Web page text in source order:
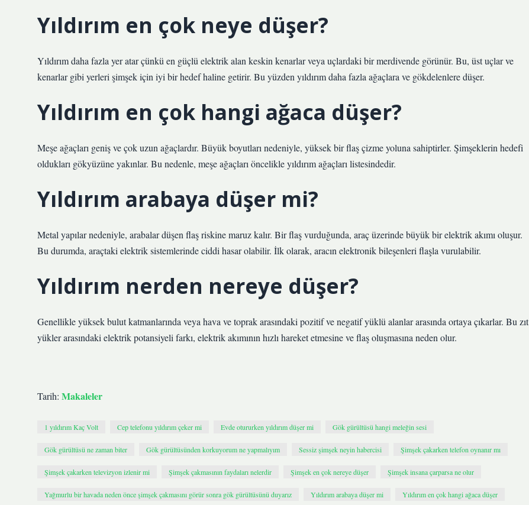
Yıldırım en çok neye düşer?
Yıldırım daha fazla yer atar çünkü en güçlü elektrik alan keskin kenarlar veya uçlardaki bir merdivende görünür. Bu, üst uçlar ve
kenarlar gibi yerleri şimşek için iyi bir hedef haline getirir. Bu yüzden yıldırım daha fazla ağaçlara ve gökdelenlere düşer.
Yıldırım en çok hangi ağaca düşer?
Meşe ağaçları geniş ve çok uzun ağaçlardır. Büyük boyutları nedeniyle, yüksek bir flaş çizme yoluna sahiptirler. Şimşeklerin hedefi
oldukları gökyüzüne yakınlar. Bu nedenle, meşe ağaçları öncelikle yıldırım ağaçları listesindedir.
Yıldırım arabaya düşer mi?
Metal yapılar nedeniyle, arabalar düşen flaş riskine maruz kalır. Bir flaş vurduğunda, araç üzerinde büyük bir elektrik akımı oluşur.
Bu durumda, araçtaki elektrik sistemlerinde ciddi hasar olabilir. İlk olarak, aracın elektronik bileşenleri flaşla vurulabilir.
Yıldırım nerden nereye düşer?
Genellikle yüksek bulut katmanlarında veya hava ve toprak arasındaki pozitif ve negatif yüklü alanlar arasında ortaya çıkarlar. Bu zıt
yükler arasındaki elektrik potansiyeli farkı, elektrik akımının hızlı hareket etmesine ve flaş oluşmasına neden olur.
Tarih: Makaleler
1 yıldırım Kaç Volt Cep telefonu yıldırım çeker mi Evde otururken yıldırım düşer mi Gök gürültüsü hangi meleğin sesi
Gök gürültüsü ne zaman biter Gök gürültüsünden korkuyorum ne yapmalıyım Sessiz şimşek neyin habercisi Şimşek çakarken telefon oynanır mı
Şimşek çakarken televizyon izlenir mi Şimşek çakmasının faydaları nelerdir Şimşek en çok nereye düşer Şimşek insana çarparsa ne olur
Yağmurlu bir havada neden önce şimşek çakmasını görür sonra gök gürültüsünü duyarız Yıldırım arabaya düşer mi Yıldırım en çok hangi ağaca düşer